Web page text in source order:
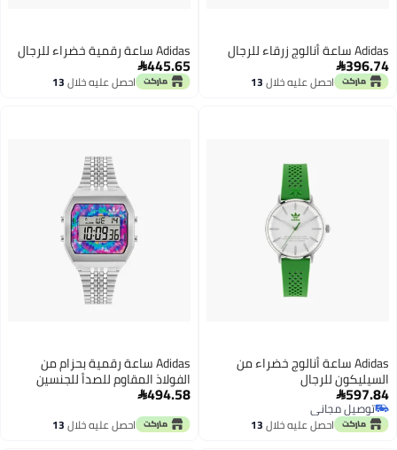
Adidas ساعة أنالوج زرقاء للرجال
396.74
احصل عليه خلال13
Adidas ساعة رقمية خضراء للرجال
445.65
احصل عليه خلال13
Adidas ساعة أنالوج خضراء من
السيليكون للرجال
597.84
توصيل مجاني
توصيل مجانياحصل عليه خلال13
Adidas ساعة رقمية بحزام من
الفولاذ المقاوم للصدأ للجنسين
494.58
احصل عليه خلال13